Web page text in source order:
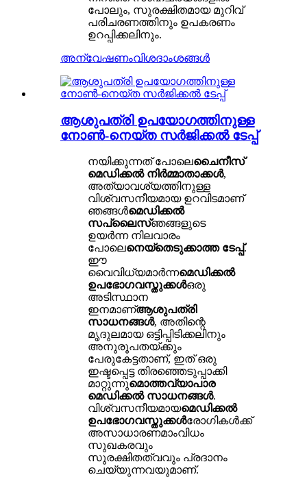
പോലും, സുരക്ഷിതമായ മുറിവ്
പരിചരണത്തിനും ഉപകരണം
ഉറപ്പിക്കലിനും.
അന്വേഷണംവിശദാംശങ്ങൾ
ആശുപത്രി ഉപയോഗത്തിനുള്ള
നോൺ-നെയ്ത സർജിക്കൽ ടേപ്പ്
നയിക്കുന്നത് പോലെചൈനീസ്
മെഡിക്കൽ നിർമ്മാതാക്കൾ,
അത്യാവശ്യത്തിനുള്ള
വിശ്വസനീയമായ ഉറവിടമാണ്
ഞങ്ങൾമെഡിക്കൽ
സപ്ലൈസ്ഞങ്ങളുടെ
ഉയർന്ന നിലവാരം
പോലെനെയ്തെടുക്കാത്ത ടേപ്പ്.
ഈ
വൈവിധ്യമാർന്നമെഡിക്കൽ
ഉപഭോഗവസ്തുക്കൾഒരു
അടിസ്ഥാന
ഇനമാണ്ആശുപത്രി
സാധനങ്ങൾ, അതിന്റെ
മൃദുലമായ ഒട്ടിപ്പിടിക്കലിനും
അനുരൂപതയ്ക്കും
പേരുകേട്ടതാണ്, ഇത് ഒരു
ഇഷ്ടപ്പെട്ട തിരഞ്ഞെടുപ്പാക്കി
മാറ്റുന്നുമൊത്തവ്യാപാര
മെഡിക്കൽ സാധനങ്ങൾ.
വിശ്വസനീയമായമെഡിക്കൽ
ഉപഭോഗവസ്തുക്കൾരോഗികൾക്ക്
അസാധാരണമാംവിധം
സുഖകരവും
സുരക്ഷിതത്വവും പ്രദാനം
ചെയ്യുന്നവയുമാണ്.